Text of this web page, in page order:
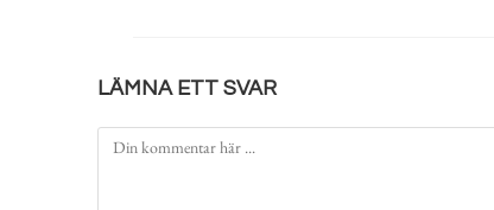
LÄMNA ETT SVAR